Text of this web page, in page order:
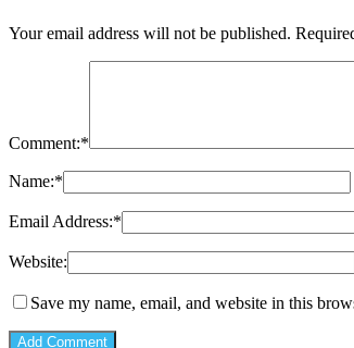
Your email address will not be published.
Comment:*
Name:*
Email Address:*
Website:
Save my name, email, and website in this